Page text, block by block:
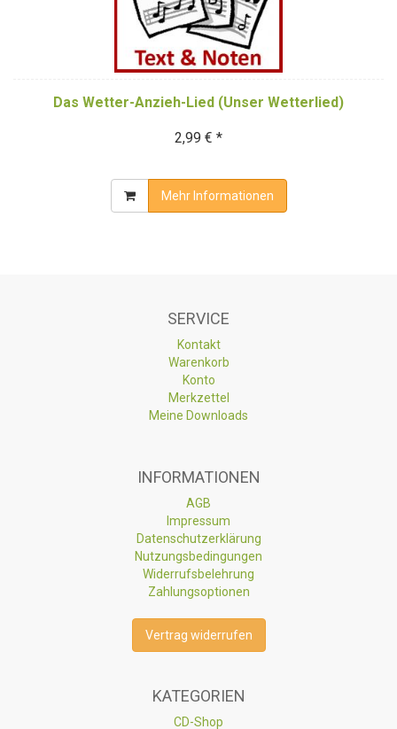
Das Wetter-Anzieh-Lied (Unser Wetterlied)
2,99 € *
Mehr Informationen
SERVICE
Kontakt
Warenkorb
Konto
Merkzettel
Meine Downloads
INFORMATIONEN
AGB
Impressum
Datenschutzerklärung
Nutzungsbedingungen
Widerrufsbelehrung
Zahlungsoptionen
Vertrag widerrufen
KATEGORIEN
CD-Shop